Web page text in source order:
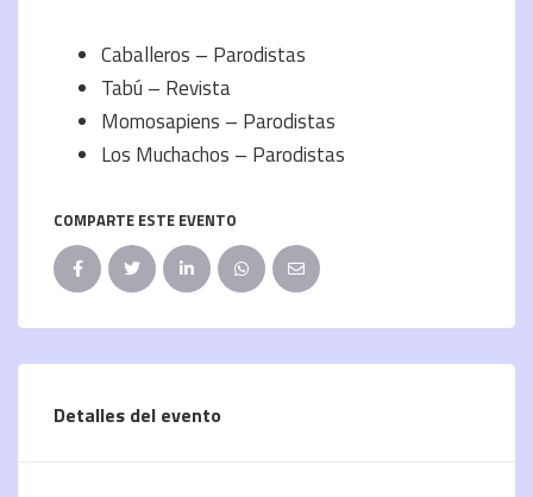
Caballeros – Parodistas
Tabú – Revista
Momosapiens – Parodistas
Los Muchachos – Parodistas
COMPARTE ESTE EVENTO
Detalles del evento